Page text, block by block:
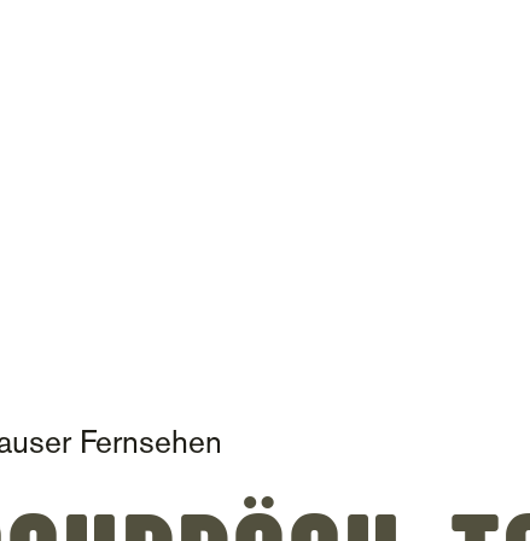
Fernsehen